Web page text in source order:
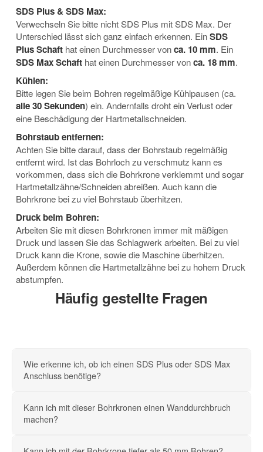
SDS Plus & SDS Max:
Verwechseln Sie bitte nicht SDS Plus mit SDS Max. Der
Unterschied lässt sich ganz einfach erkennen. EinSDS
Plus Schaft hat einen Durchmesser vonca. 10 mm. Ein
SDS Max Schaft hat einen Durchmesser vonca. 18 mm.
Kühlen:
Bitte legen Sie beim Bohren regelmäßige Kühlpausen (ca.
alle 30 Sekunden) ein. Andernfalls droht ein Verlust oder
eine Beschädigung der Hartmetallschneiden.
Bohrstaub entfernen:
Achten Sie bitte darauf, dass der Bohrstaub regelmäßig
entfernt wird. Ist das Bohrloch zu verschmutz kann es
vorkommen, dass sich die Bohrkrone verklemmt und sogar
Hartmetallzähne/Schneiden abreißen. Auch kann die
Bohrkrone bei zu viel Bohrstaub überhitzen.
Druck beim Bohren:
Arbeiten Sie mit diesen Bohrkronen immer mit mäßigen
Druck und lassen Sie das Schlagwerk arbeiten. Bei zu viel
Druck kann die Krone, sowie die Maschine überhitzen.
Außerdem können die Hartmetallzähne bei zu hohem Druck
abstumpfen.
Häufig gestellte Fragen
Wie erkenne ich, ob ich einen SDS Plus oder SDS Max
Anschluss benötige?
Kann ich mit dieser Bohrkronen einen Wanddurchbruch
machen?